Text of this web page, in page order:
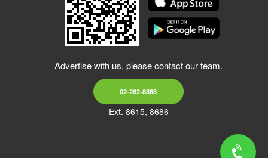
Advertise with us, please contact our team.
02-262-8888
Ext. 8615, 8686